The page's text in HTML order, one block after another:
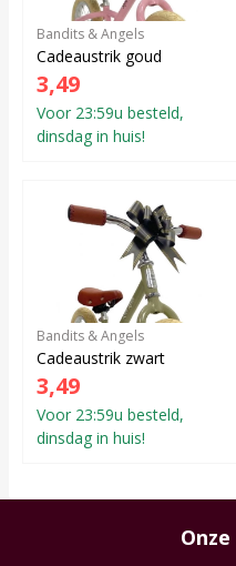
Bandits & Angels
Cadeaustrik goud
3,49
Voor 23:59u besteld,
dinsdag in huis!
Bandits & Angels
Cadeaustrik zwart
3,49
Voor 23:59u besteld,
dinsdag in huis!